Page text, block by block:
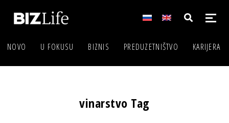
NOVO U FOKUSU BIZNIS PREDUZETNIŠTVO KARIJERA
vinarstvo Tag